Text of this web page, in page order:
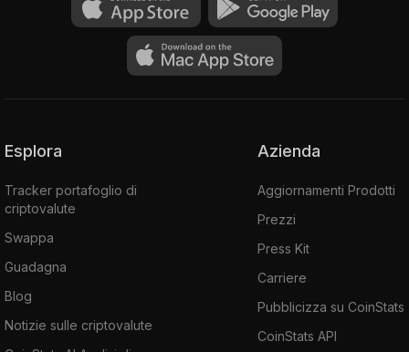
Esplora
Tracker portafoglio di
criptovalute
Swappa
Guadagna
Blog
Notizie sulle criptovalute
Azienda
Aggiornamenti Prodotti
Prezzi
Press Kit
Carriere
Pubblicizza su CoinStats
CoinStats API